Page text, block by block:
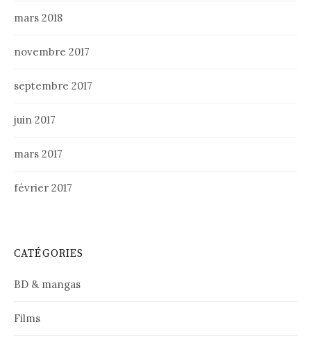
mars 2018
novembre 2017
septembre 2017
juin 2017
mars 2017
février 2017
CATÉGORIES
BD & mangas
Films